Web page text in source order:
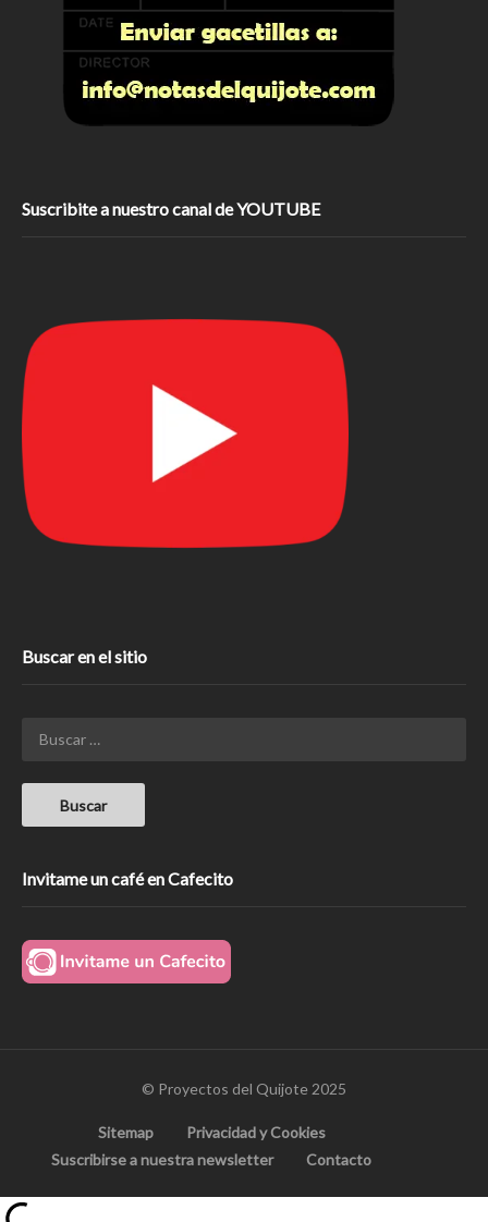
Suscribite a nuestro canal de YOUTUBE
Buscar en el sitio
Invitame un café en Cafecito
© Proyectos del Quijote 2025
Sitemap
Privacidad y Cookies
Suscribirse a nuestra newsletter
Contacto